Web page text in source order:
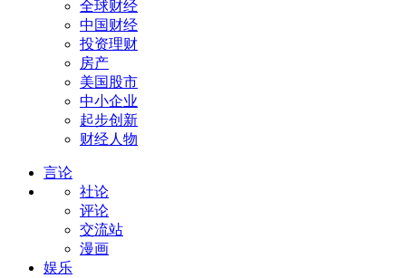
全球财经
中国财经
投资理财
房产
美国股市
中小企业
起步创新
财经人物
言论
社论
评论
交流站
漫画
娱乐